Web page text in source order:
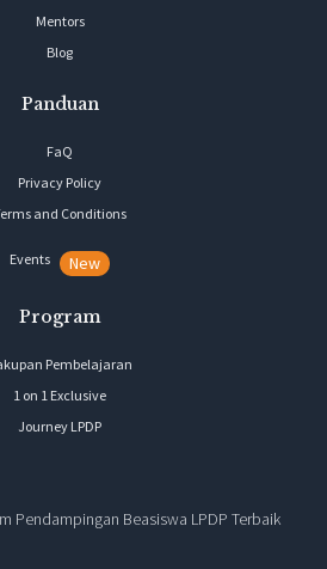
Mentors
Blog
Panduan
FaQ
Privacy Policy
and Conditions
Events New
Program
Pembelajaran
1 on 1 Exclusive
Journey LPDP
Pendampingan Beasiswa LPDP Terbaik